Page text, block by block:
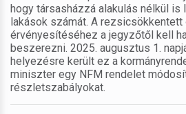
hogy társasházzá alakulás nélkül is
lakások számát. A rezsicsökkentett
érvényesítéséhez a jegyzőtől kell
beszerezni. 2025. augusztus 1.
helyezésre került ez a
miniszter egy NFM rendelet
részletszabályokat.